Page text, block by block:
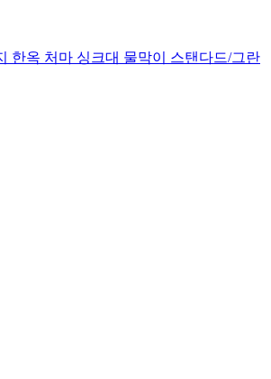
한옥 처마 싱크대 물막이 스탠다드/그란